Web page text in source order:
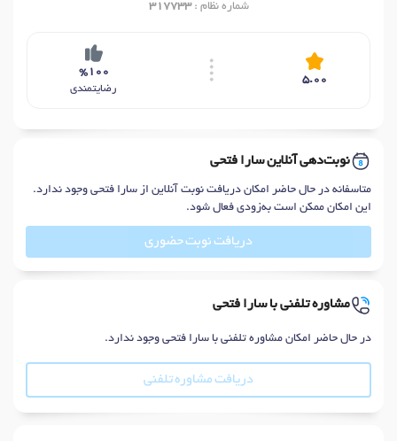
شماره نظام :317733
5.00
%100
رضایتمندی
نوبت‌دهی آنلاین سارا فتحی
متاسفانه در حال حاضر امکان دریافت نوبت آنلاین از سارا فتحی وجود ندارد.
این امکان ممکن است به‌زودی فعال شود.
دریافت نوبت حضوری
مشاوره تلفنی با سارا فتحی
در حال حاضر امکان مشاوره تلفنی با سارا فتحی وجود ندارد.
دریافت مشاوره تلفنی